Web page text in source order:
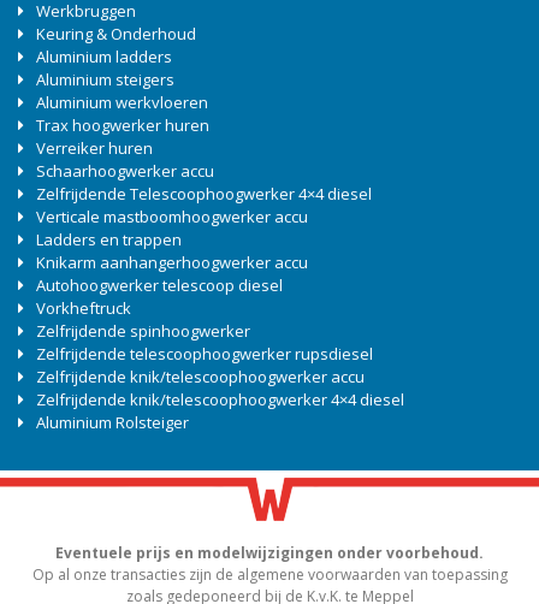
Werkbruggen
Keuring & Onderhoud
Aluminium ladders
Aluminium steigers
Aluminium werkvloeren
Trax hoogwerker huren
Verreiker huren
Schaarhoogwerker accu
Zelfrijdende Telescoophoogwerker 4×4 diesel
Verticale mastboomhoogwerker accu
Ladders en trappen
Knikarm aanhangerhoogwerker accu
Autohoogwerker telescoop diesel
Vorkheftruck
Zelfrijdende spinhoogwerker
Zelfrijdende telescoophoogwerker rupsdiesel
Zelfrijdende knik/telescoophoogwerker accu
Zelfrijdende knik/telescoophoogwerker 4×4 diesel
Aluminium Rolsteiger
Eventuele prijs en modelwijzigingen onder voorbehoud.
Op al onze transacties zijn de algemene voorwaarden van toepassing
zoals gedeponeerd bij de K.v.K. te Meppel